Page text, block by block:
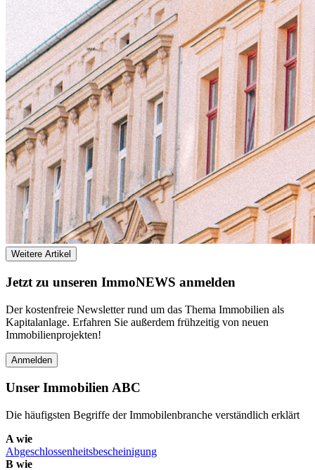
Weitere Artikel
Jetzt zu unseren ImmoNEWS anmelden
Der kostenfreie Newsletter rund um das Thema Immobilien als
Kapitalanlage. Erfahren Sie außerdem frühzeitig von neuen
Immobilienprojekten!
Anmelden
Unser Immobilien ABC
Die häufigsten Begriffe der Immobilenbranche verständlich erklärt
A wie
Abgeschlossenheits­bescheinigung
B wie